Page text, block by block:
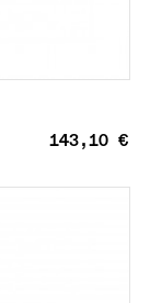
143,10 €